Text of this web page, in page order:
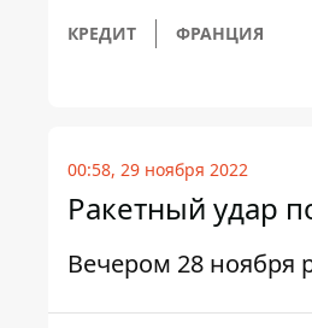
КРЕДИТ ФРАНЦИЯ
00:58, 29 ноября 2022
Ракетный удар
Вечером 28 ноября